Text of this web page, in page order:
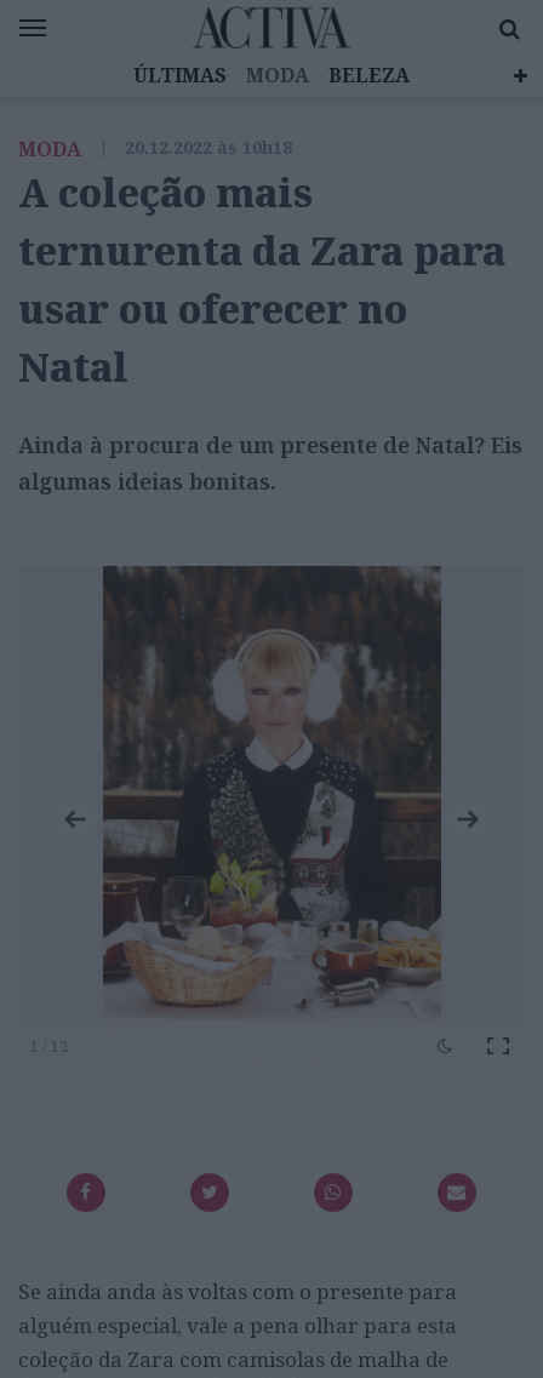
ÚLTIMAS MODA
BELEZA
EMOÇÕES
MULHERES INSPIRADORAS
DIZ QUEM SABE
ACTIVA BRAND STUDIO
MODA | 20.12.2022 às 10h18
A coleção mais
ternurenta da Zara para
usar ou oferecer no
Natal
Ainda à procura de um presente de Natal? Eis
algumas ideias bonitas.
1 / 12
Se ainda anda às voltas com o presente para
alguém especial, vale a pena olhar para esta
coleção da Zara com camisolas de malha de